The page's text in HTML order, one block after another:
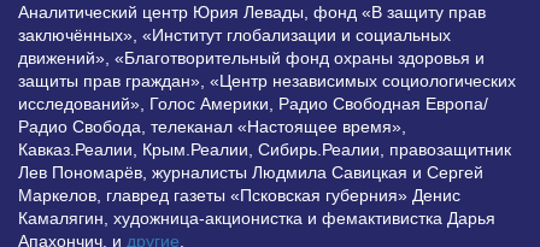
Аналитический центр Юрия Левады, фонд «В защиту прав
заключённых», «Институт глобализации и социальных
движений», «Благотворительный фонд охраны здоровья и
защиты прав граждан», «Центр независимых социологических
исследований», Голос Америки, Радио Свободная Европа/
Радио Свобода, телеканал «Настоящее время»,
Кавказ.Реалии, Крым.Реалии, Сибирь.Реалии, правозащитник
Лев Пономарёв, журналисты Людмила Савицкая и Сергей
Маркелов, главред газеты «Псковская губерния» Денис
Камалягин, художница-акционистка и фемактивистка Дарья
Апахончич. и другие